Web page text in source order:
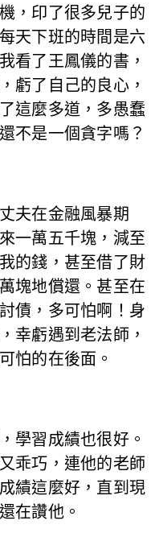
，印了很多兒子的
天下班的時間是六
看了王鳳儀的書，
虧了自己的良心，
這麼多道，多愚蠢
不是一個貪字嗎？
夫在金融風暴期
一萬五千塊，減至
的錢，甚至借了財
塊地償還。甚至在
債，多可怕啊！身
幸虧遇到老法師，
怕的在後面。
學習成績也很好。
乖巧，連他的老師
績這麼好，直到現
在讚他。